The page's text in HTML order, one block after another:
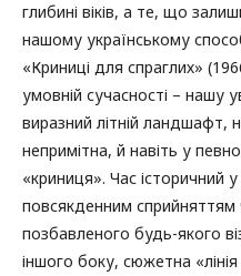
глибині віків, а те, що
нашому українському
«Криниці для спраглих»
умовній сучасності – нашу
виразний літній ландшафт,
непримітна, й навіть у
«криниця». Час історичний
повсякденним сприйняттям
позбавленого будь-якого
іншого боку, сюжетна